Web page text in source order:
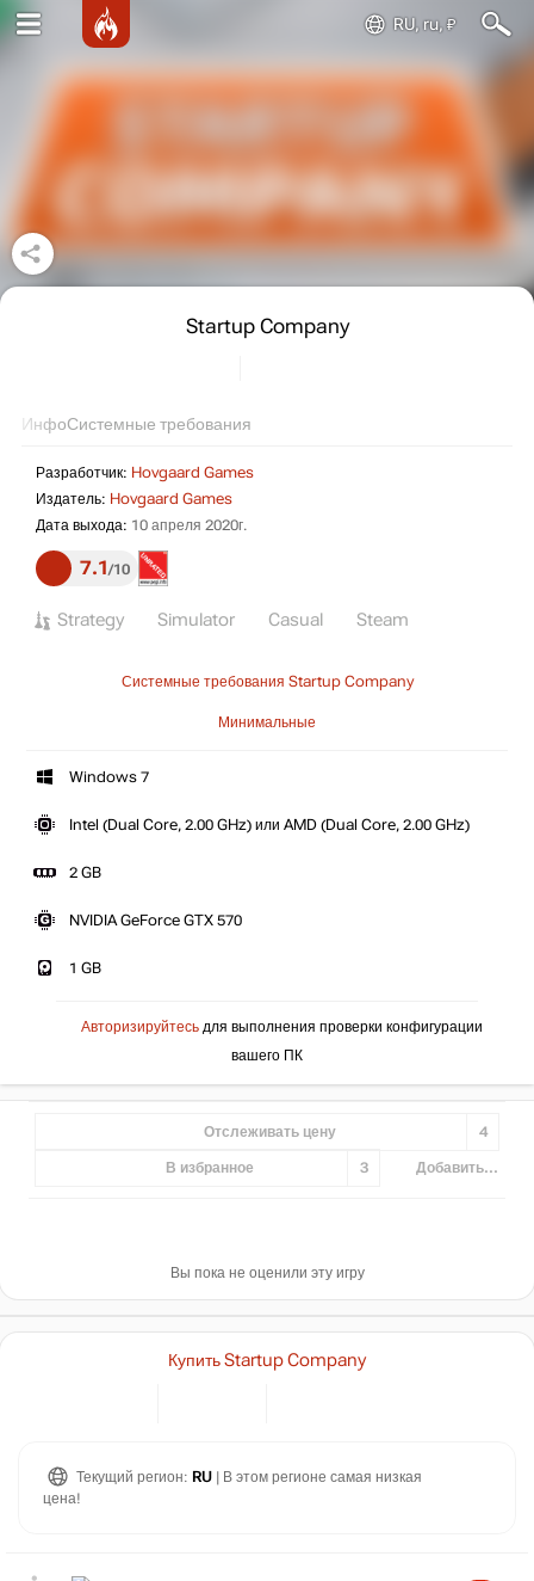
RU, ru, ₽
Startup Company
ИнфоСистемные требования
Разработчик: Hovgaard Games
Издатель: Hovgaard Games
Дата выхода: 10 апреля 2020г.
7.1 10
Strategy Simulator Casual Steam
Системные требования Startup Company
Минимальные
Windows 7
Intel (Dual Core, 2.00 GHz) или AMD (Dual Core, 2.00 GHz)
2 GB
NVIDIA GeForce GTX 570
1 GB
Авторизируйтесь для выполнения проверки конфигурации
вашего ПК
Отслеживать цену 4
В избранное 3 Добавить...
Вы пока не оценили эту игру
Купить Startup Company
Текущий регион: RU | В этом регионе самая низкая
цена!